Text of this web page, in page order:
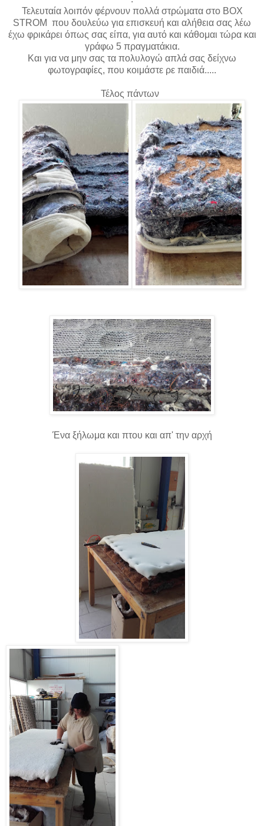
Τελευταία λοιπόν φέρνουν πολλά στρώματα στο BOX
STROM που δουλεύω για επισκευή και αλήθεια σας λέω
έχω φρικάρει όπως σας είπα, για αυτό και κάθομαι τώρα και
γράφω 5 πραγματάκια.
Και για να μην σας τα πολυλογώ απλά σας δείχνω
φωτογραφίες, που κοιμάστε ρε παιδιά.....
Τέλος πάντων
Ένα ξήλωμα και πτου και απ' την αρχή